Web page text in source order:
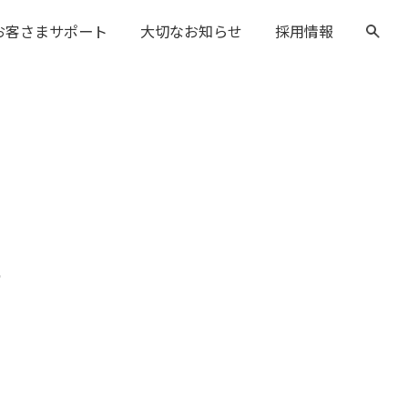
客さまサポート 大切なお知らせ 採用情報